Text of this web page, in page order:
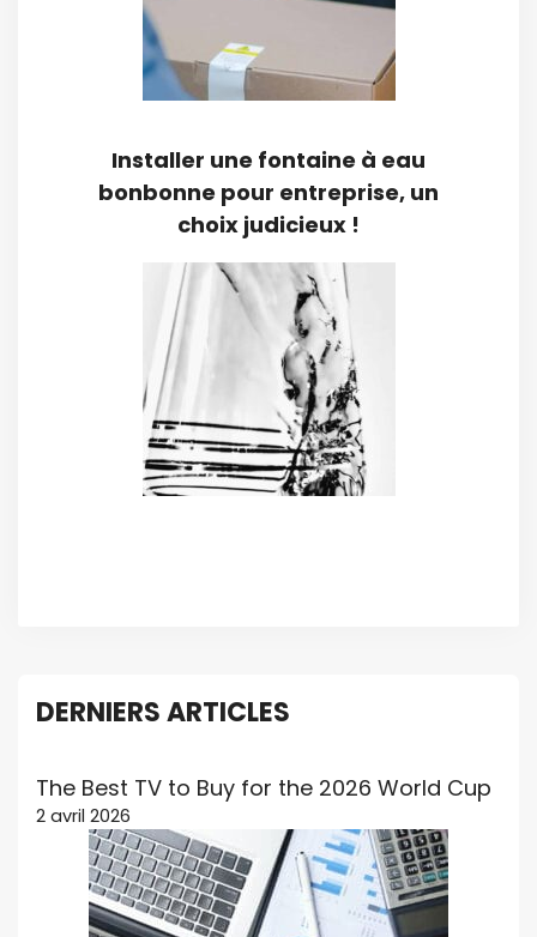
Installer une fontaine à eau
bonbonne pour entreprise, un
choix judicieux !
DERNIERS ARTICLES
The Best TV to Buy for the 2026 World Cup
2 avril 2026